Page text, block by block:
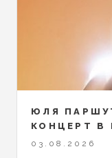
ЮЛЯ
КОНЦЕРТ В
03.08.2026